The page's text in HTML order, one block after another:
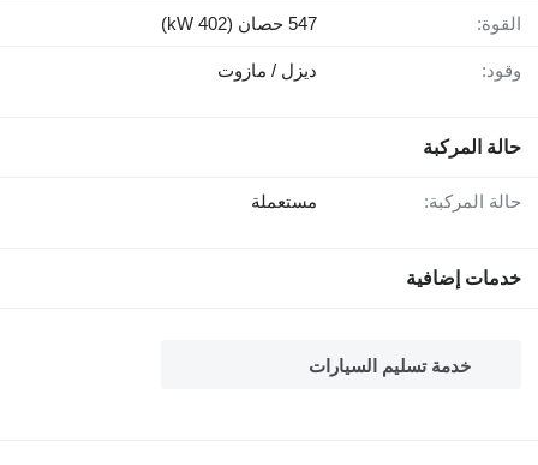
القوة: 547 حصان (402 kW)
وقود: ديزل / مازوت
حالة المركبة
حالة المركبة: مستعملة
خدمات إضافية
خدمة تسليم السيارات